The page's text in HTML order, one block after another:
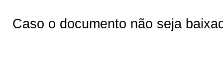
Caso o documento não seja